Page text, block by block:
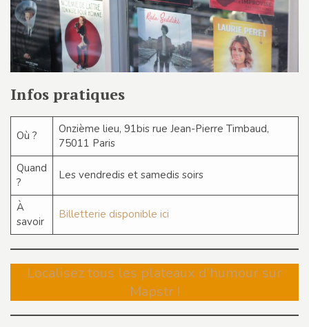
Infos pratiques
Où ?
Onzième lieu, 91bis rue Jean-Pierre Timbaud,
75011 Paris
Quand
?
Les vendredis et samedis soirs
À
savoir
Billetterie disponible ici
Localisez tous les plateaux d’humour sur
Mapstr !